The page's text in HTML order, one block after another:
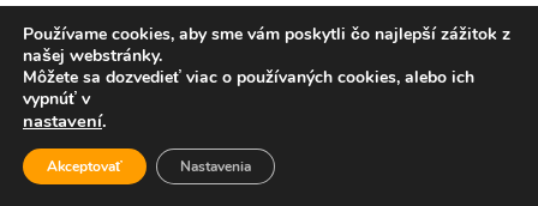
Používame cookies, aby sme vám poskytli čo najlepší zážitok z
našej webstránky.
Môžete sa dozvedieť viac o používaných cookies, alebo ich
vypnúť v
nastavení.
Akceptovať Nastavenia